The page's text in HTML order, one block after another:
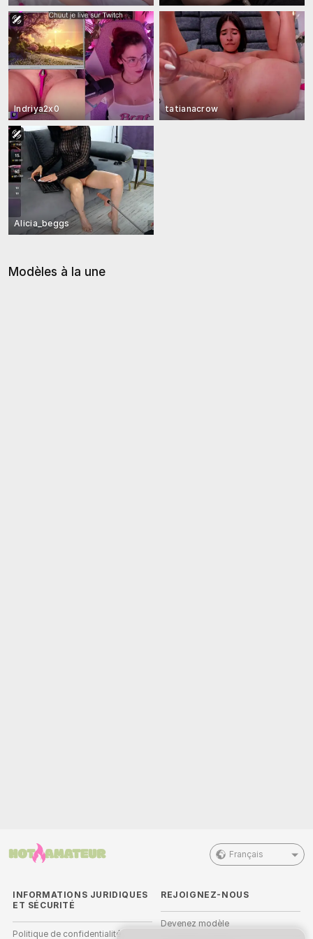
Indriya2x0 tatianacrow
Alicia_beggs
Modèles à la une
Français
INFORMATIONS JURIDIQUES
ET SÉCURITÉ
Politique de confidentialité
REJOIGNEZ-NOUS
Devenez modèle